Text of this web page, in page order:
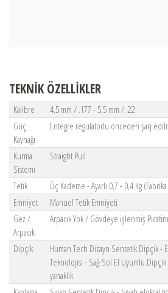
TEKNİK ÖZELLİKLER
Kalibre
4,5 mm / .177 - 5,5 mm / .22
Güç
Kaynağı
Entegre regülatörlü önceden şarj
Kurma
Sistemi
Straight Pull
Tetik
Üç Kademe - Ayarlı 0,7 - 0,4 Kg (Fabrika
Emniyet
Manuel Tetik Emniyeti
Gez /
Arpacık
Arpacık Yok / Gövdeye işlenmiş
Dipçik
Human Tech Dizayn Sentetik Dipçik -
Teknolojisi - Sağ-Sol El Uyumlu Dipçik
yanaklık